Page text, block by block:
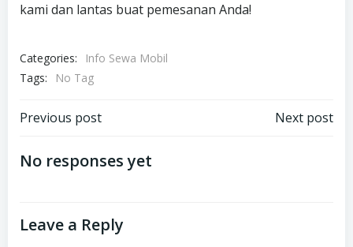
kami dan lantas buat pemesanan Anda!
Categories:
Info Sewa Mobil
Tags:
No Tag
Post
navigation
Previous post Next post
No responses yet
Leave a Reply